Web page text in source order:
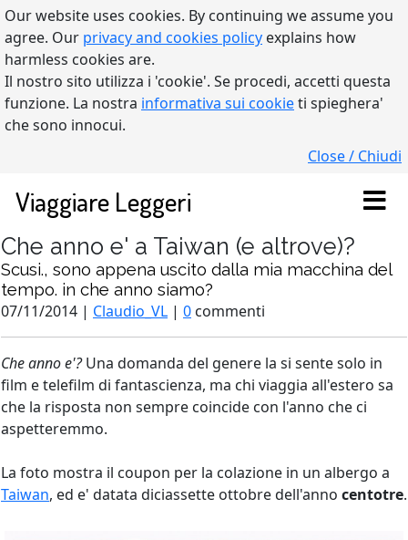
Our website uses cookies. By continuing we assume you
agree. Our privacy and cookies policy explains how
harmless cookies are.
Il nostro sito utilizza i 'cookie'. Se procedi, accetti questa
funzione. La nostra informativa sui cookieti spieghera'
che sono innocui.
Close / Chiudi
Viaggiare Leggeri
Che anno e' a Taiwan (e altrove)?
Scusi., sono appena uscito dalla mia macchina del
tempo. in che anno siamo?
07/11/2014 | Claudio_VL | 0 commenti
Che anno e'?Una domanda del genere la si sente solo in
film e telefilm di fantascienza, ma chi viaggia all'estero sa
che la risposta non sempre coincide con l'anno che ci
aspetteremmo.
La foto mostra il coupon per la colazione in un albergo a
Taiwan, ed e' datata diciassette ottobre dell'anno centotre.